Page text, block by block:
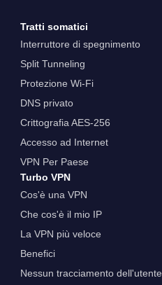
Tratti somatici
Interruttore di spegnimento
Split Tunneling
Protezione Wi-Fi
DNS privato
Crittografia AES-256
Accesso ad Internet
VPN Per Paese
Turbo VPN
Cos'è una VPN
Che cos'è il mio IP
La VPN più veloce
Benefici
Nessun tracciamento dell'utente